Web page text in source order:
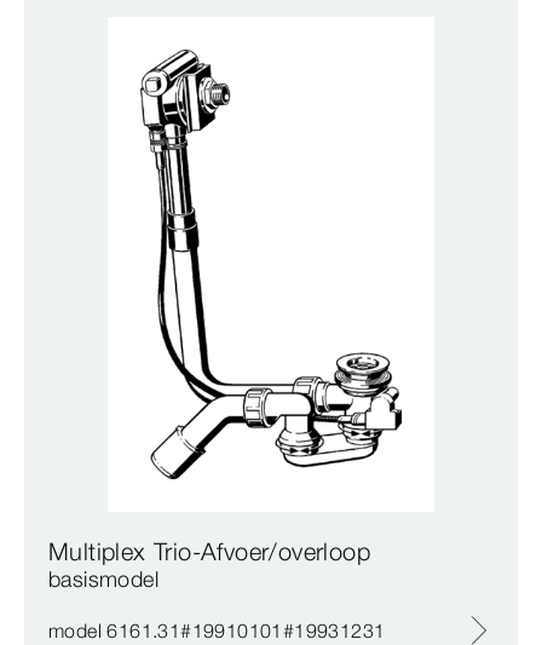
Multiplex Trio-Afvoer/overloop
basismodel
model 6161.31#19910101#19931231